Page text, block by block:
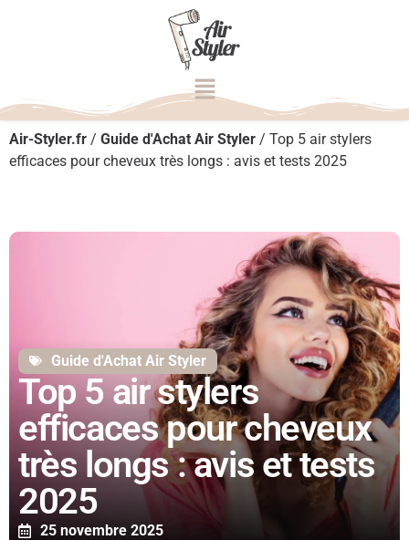
Air-Styler.fr / Guide d'Achat Air Styler / Top 5 air stylers
efficaces pour cheveux très longs : avis et tests 2025
Guide d'Achat Air Styler
Top 5 air stylers
efficaces pour cheveux
très longs : avis et tests
2025
25 novembre 2025